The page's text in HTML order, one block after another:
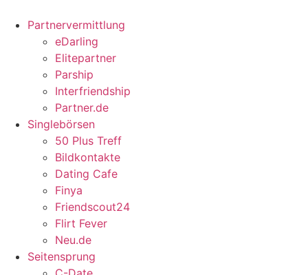
Partnervermittlung
eDarling
Elitepartner
Parship
Interfriendship
Partner.de
Singlebörsen
50 Plus Treff
Bildkontakte
Dating Cafe
Finya
Friendscout24
Flirt Fever
Neu.de
Seitensprung